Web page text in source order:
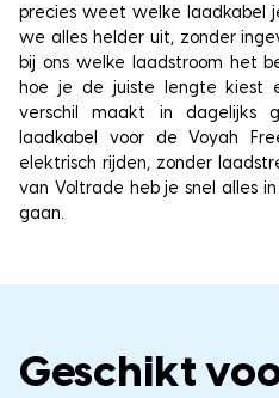
precies weet welke laadkabel
we alles helder uit, zonder
bij ons welke laadstroom het
hoe je de juiste lengte kiest
verschil maakt in dagelijks
laadkabel voor de Voyah
elektrisch rijden, zonder
van Voltrade heb je snel alles
gaan.
Geschikt